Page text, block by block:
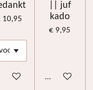
10,95
details
|| juf
kado
€ 9,95
Bekijk details